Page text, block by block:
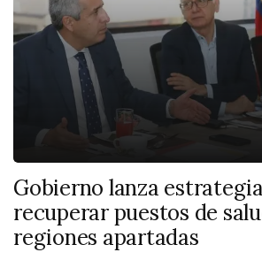
Gobierno lanza
recuperar puestos de
regiones apartadas